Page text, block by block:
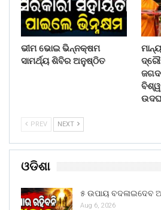
ଭୀମ ଭୋଇ ଭିନ୍ନକ୍ଷମ
ସାମର୍ଥ୍ୟ ଶିବିର ଅନୁଷ୍ଠିତ
PREV NEXT
ଓଡିଶା
୫ ଉପାୟ ବଦଳାଇଦେବ
Aug 6, 2026